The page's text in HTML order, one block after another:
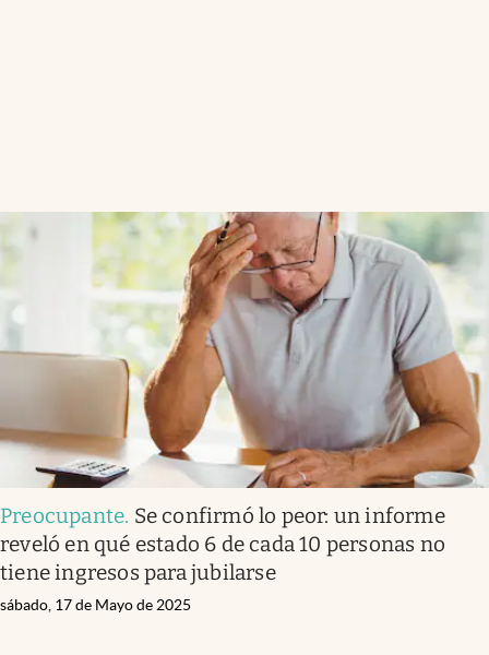
Preocupante. Se confirmó lo peor: un informe
reveló en qué estado 6 de cada 10 personas no
tiene ingresos para jubilarse
sábado, 17 de Mayo de 2025